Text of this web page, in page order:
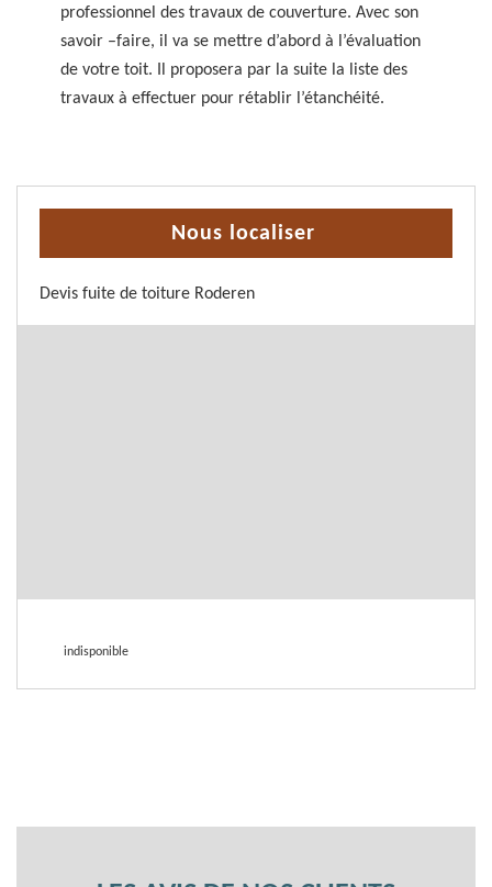
professionnel des travaux de couverture. Avec son
savoir –faire, il va se mettre d’abord à l’évaluation
de votre toit. Il proposera par la suite la liste des
travaux à effectuer pour rétablir l’étanchéité.
Nous localiser
Devis fuite de toiture Roderen
indisponible